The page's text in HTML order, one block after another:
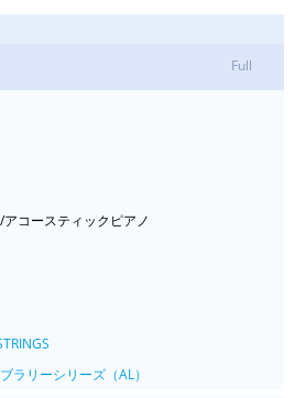
Full
アコースティックピアノ
ラリーシリーズ（AL）